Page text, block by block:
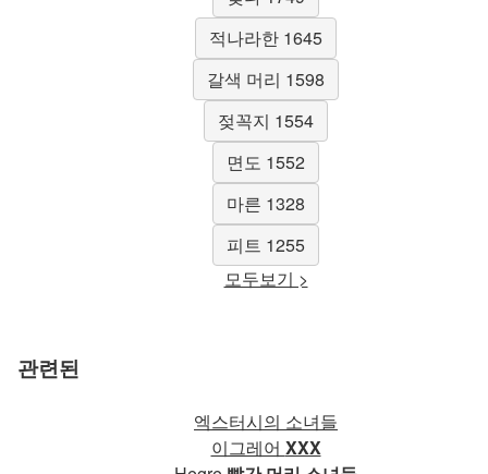
적나라한 1645
갈색 머리 1598
젖꼭지 1554
면도 1552
마른 1328
피트 1255
모두보기 >
관련된
엑스터시의 소녀들
이그레어 XXX